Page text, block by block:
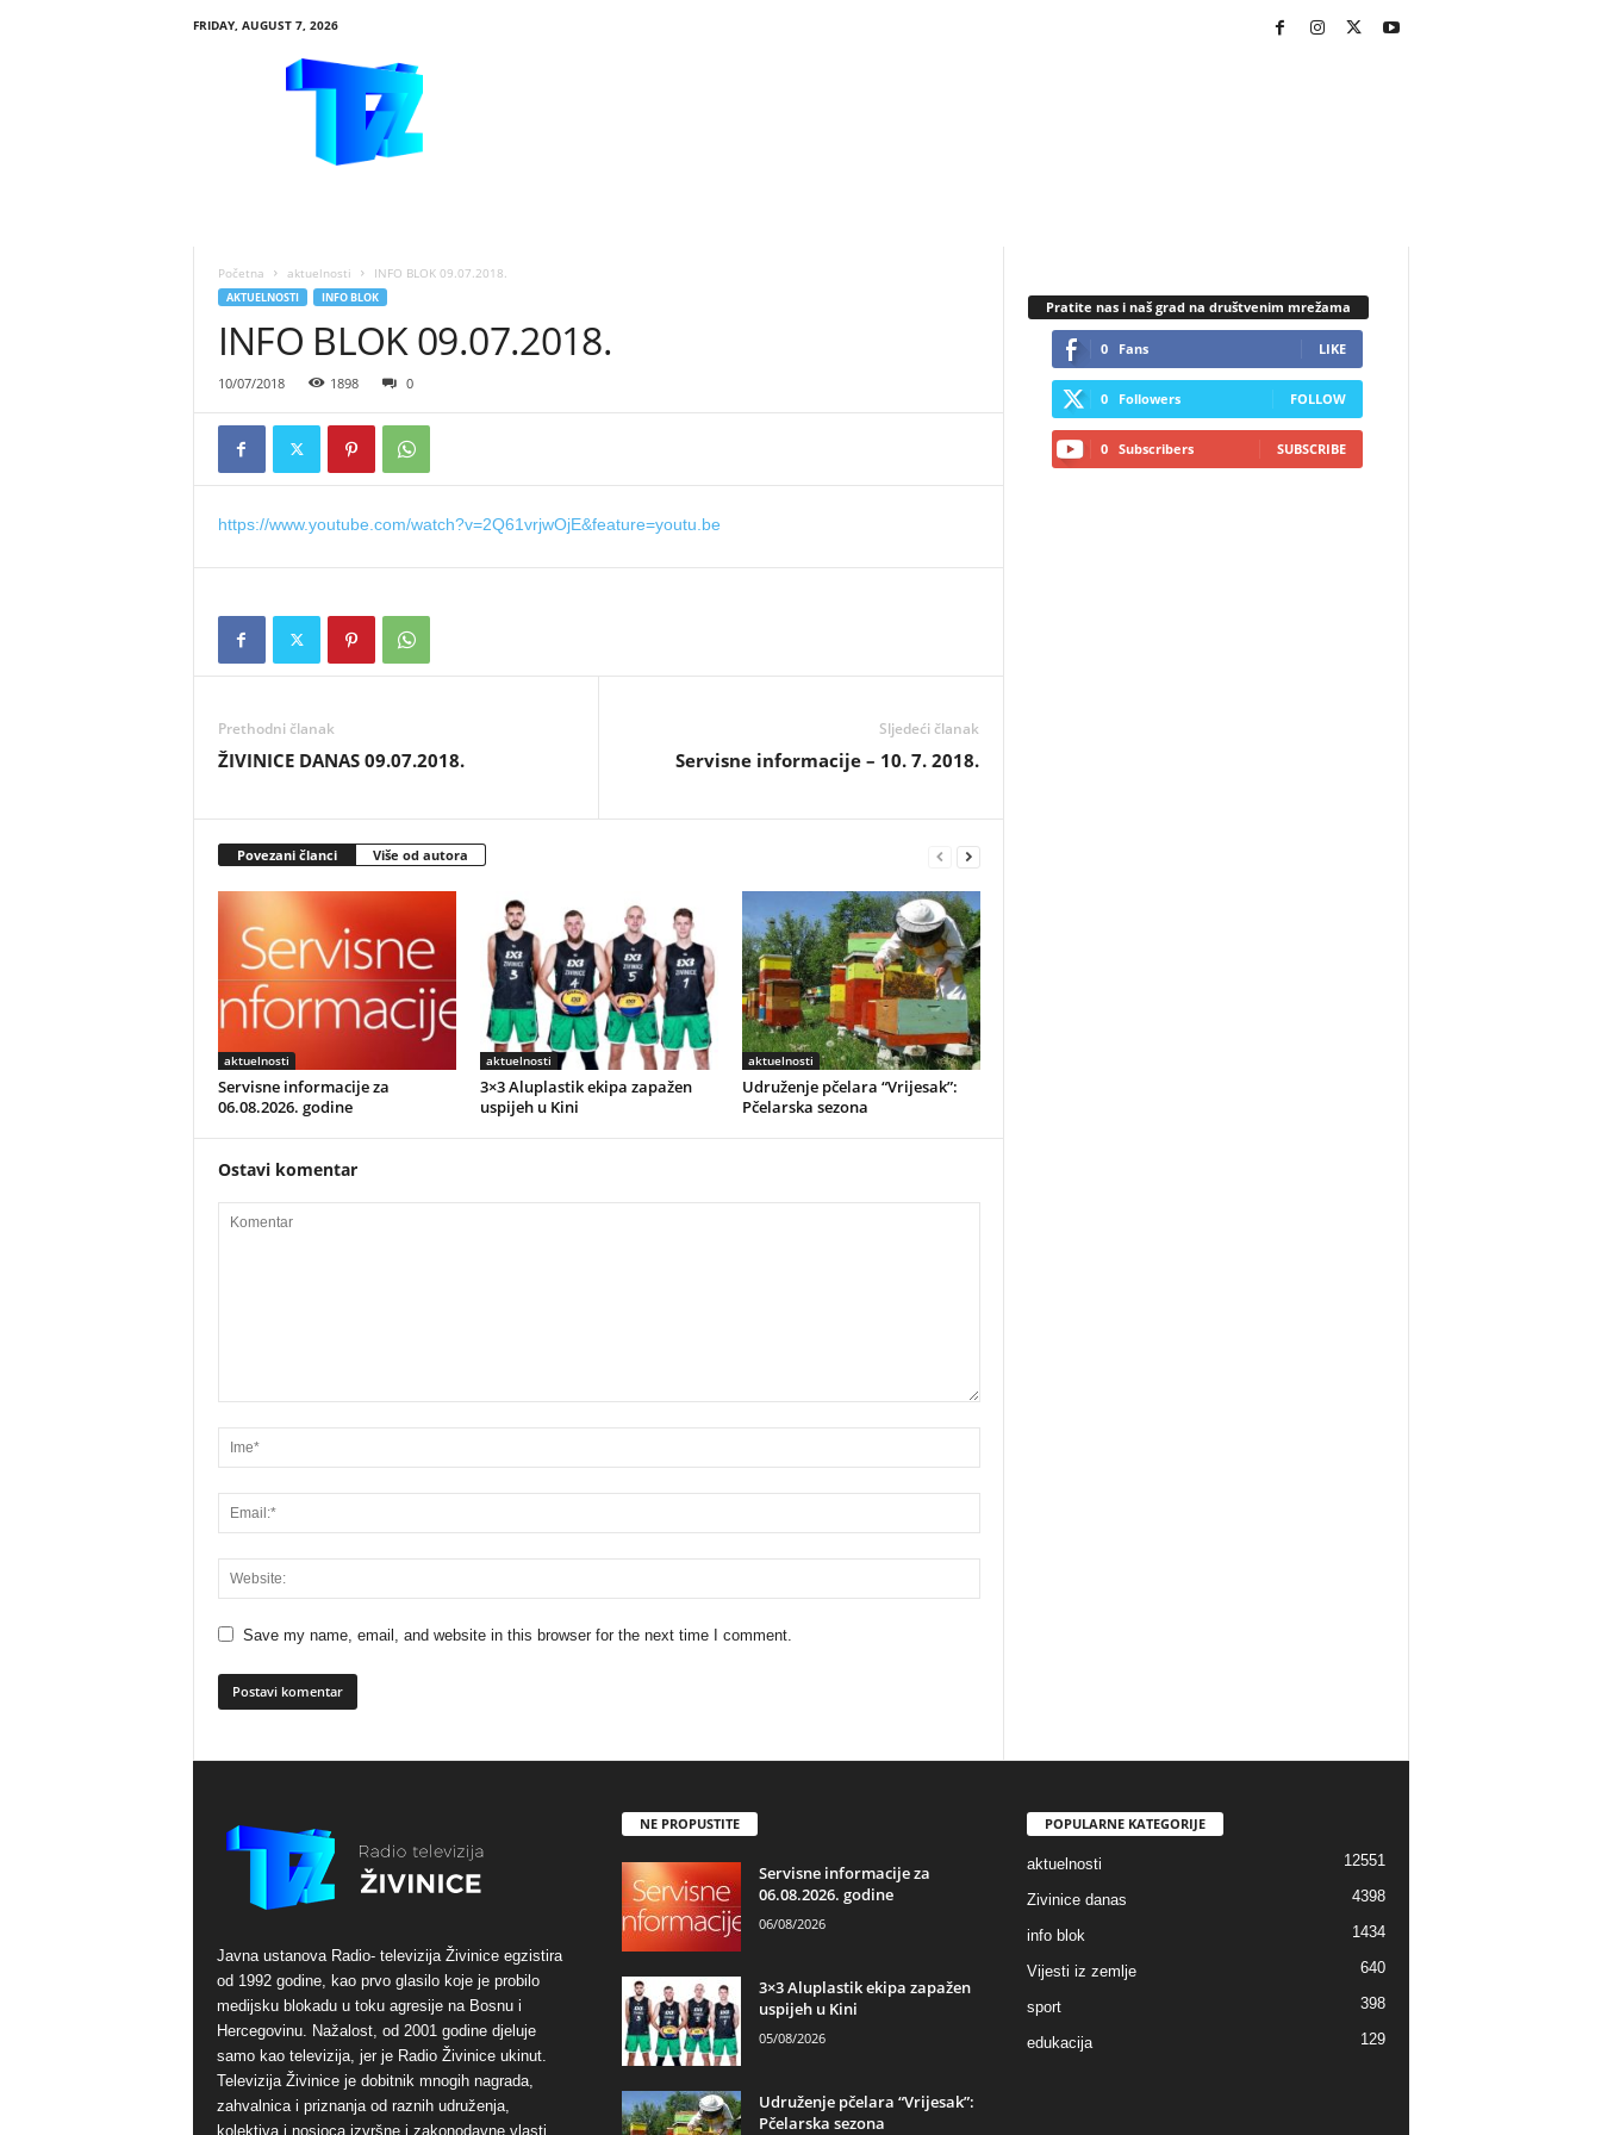
FRIDAY, AUGUST 7, 2026
Početna aktuelnosti INFO BLOK 09.07.2018.
AKTUELNOSTI INFO BLOK
INFO BLOK 09.07.2018.
10/07/2018 1898 0
https://www.youtube.com/watch?v=2Q61vrjwOjE&feature=youtu.be
Prethodni članak
ŽIVINICE DANAS 09.07.2018.
Sljedeći članak
Servisne informacije – 10. 7. 2018.
Povezani članci Više od autora
aktuelnosti
Servisne informacije za
06.08.2026. godine
aktuelnosti
3×3 Aluplastik ekipa zapažen
uspijeh u Kini
aktuelnosti
Udruženje pčelara “Vrijesak”:
Pčelarska sezona
Ostavi komentar
Save my name, email, and website in this browser for the next time I comment.
Pratite nas i naš grad na društvenim mrežama
0 Fans LIKE
0 Followers FOLLOW
0 Subscribers SUBSCRIBE
Javna ustanova Radio- televizija Živinice egzistira
od 1992 godine, kao prvo glasilo koje je probilo
medijsku blokadu u toku agresije na Bosnu i
Hercegovinu. Nažalost, od 2001 godine djeluje
samo kao televizija, jer je Radio Živinice ukinut.
Televizija Živinice je dobitnik mnogih nagrada,
zahvalnica i priznanja od raznih udruženja,
kolektiva i nosioca izvršne i zakonodavne vlasti,
NE PROPUSTITE
Servisne informacije za
06.08.2026. godine
06/08/2026
3×3 Aluplastik ekipa zapažen
uspijeh u Kini
05/08/2026
Udruženje pčelara “Vrijesak”:
Pčelarska sezona
POPULARNE KATEGORIJE
aktuelnosti 12551
Zivinice danas 4398
info blok 1434
Vijesti iz zemlje 640
sport 398
edukacija 129